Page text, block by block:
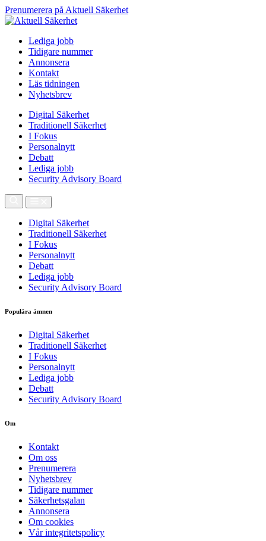
Prenumerera på Aktuell Säkerhet
Lediga jobb
Tidigare nummer
Annonsera
Kontakt
Läs tidningen
Nyhetsbrev
Digital Säkerhet
Traditionell Säkerhet
I Fokus
Personalnytt
Debatt
Lediga jobb
Security Advisory Board
Digital Säkerhet
Traditionell Säkerhet
I Fokus
Personalnytt
Debatt
Lediga jobb
Security Advisory Board
Populära ämnen
Digital Säkerhet
Traditionell Säkerhet
I Fokus
Personalnytt
Lediga jobb
Debatt
Security Advisory Board
Om
Kontakt
Om oss
Prenumerera
Nyhetsbrev
Tidigare nummer
Säkerhetsgalan
Annonsera
Om cookies
Vår integritetspolicy